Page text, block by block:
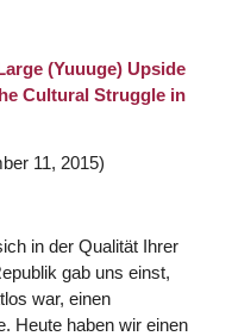
(Yuuuge) Upside
Cultural Struggle in
11, 2015)
in der Qualität Ihrer
gab uns einst,
war, einen
Heute haben wir einen